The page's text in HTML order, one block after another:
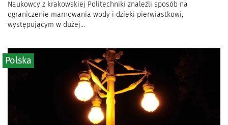
Naukowcy z krakowskiej Politechniki znaleźli sposób na
ograniczenie marnowania wody i dzięki pierwiastkowi,
występującym w dużej...
Polska